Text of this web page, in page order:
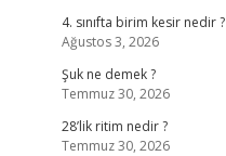
4. sınıfta birim kesir nedir ?
Ağustos 3, 2026
Şuk ne demek ?
Temmuz 30, 2026
28’lik ritim nedir ?
Temmuz 30, 2026